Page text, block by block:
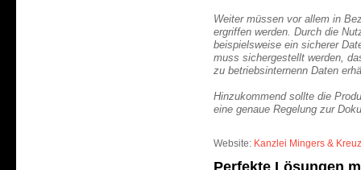
Weiter müssen vor allem in
ergriffen werden. Durch die
beispielsweise ein sicherer
muss sichergestellt werden,
zu betriebsinternenn Daten
Hinzukommend sollte die
eine genaue Regelung zur
Website: Kanzlei Mingers &
Perfekte Lösungen